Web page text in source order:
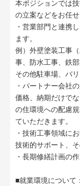
本ポジションでは
の立案などをお任せ
・営業部門と連携
ます。
例）外壁塗装工事
事、防水工事、鉄
その他駐車場、バ
・パートナー会社
価格、納期だけで
の住環境への配慮
ていただきます。
・技術工事領域に
技術的サポート、
・長期修繕計画の
■就業環境について：